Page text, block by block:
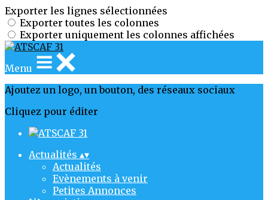
Exporter les lignes sélectionnées
Exporter toutes les colonnes
Exporter uniquement les colonnes affichées
Menu
Ajoutez un logo, un bouton, des réseaux sociaux
Cliquez pour éditer
Actualités ▴▾
Actualités
Evènements à venir
Petites Annonces